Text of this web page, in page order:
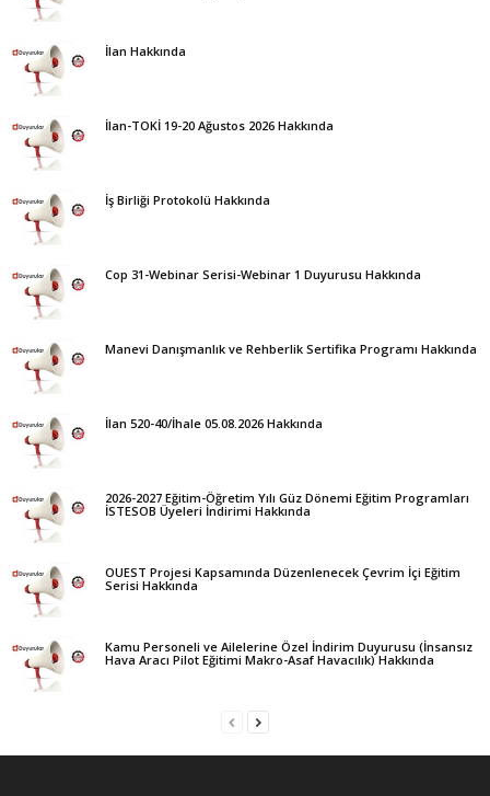
İlan Hakkında
İlan-TOKİ 19-20 Ağustos 2026 Hakkında
İş Birliği Protokolü Hakkında
Cop 31-Webinar Serisi-Webinar 1 Duyurusu Hakkında
Manevi Danışmanlık ve Rehberlik Sertifika Programı Hakkında
İlan 520-40/İhale 05.08.2026 Hakkında
2026-2027 Eğitim-Öğretim Yılı Güz Dönemi Eğitim Programları
İSTESOB Üyeleri İndirimi Hakkında
OUEST Projesi Kapsamında Düzenlenecek Çevrim İçi Eğitim
Serisi Hakkında
Kamu Personeli ve Ailelerine Özel İndirim Duyurusu (İnsansız
Hava Aracı Pilot Eğitimi Makro-Asaf Havacılık) Hakkında